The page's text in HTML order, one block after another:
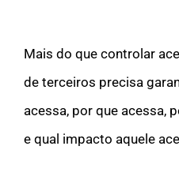
Mais do que controlar
de terceiros precisa
acessa, por que acessa,
e qual impacto aquele